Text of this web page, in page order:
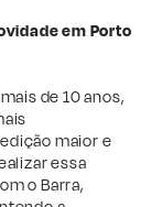
em Porto
de 10 anos,
maior e
essa
o Barra,